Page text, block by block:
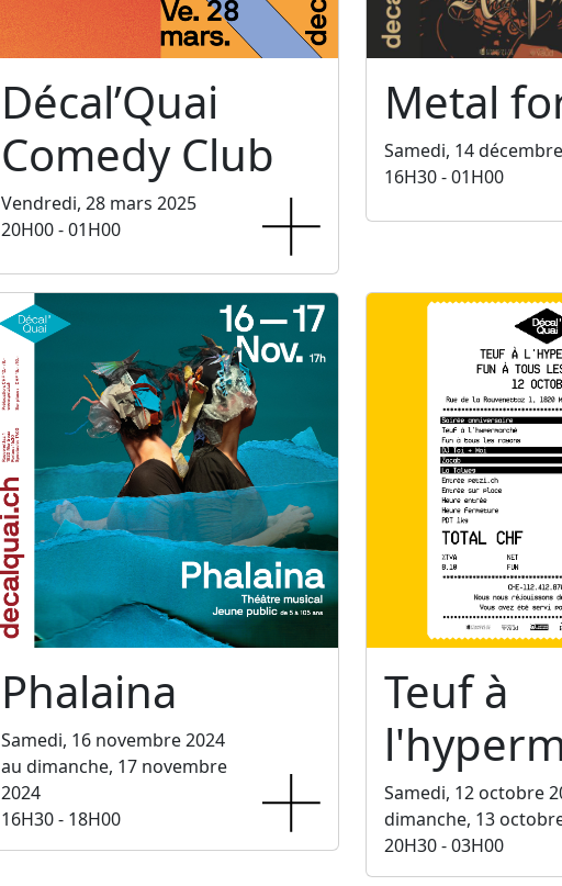
Décal’Quai
Comedy Club
Vendredi, 28 mars 2025
20H00 - 01H00
Metal
Samedi, 14
16H30 - 01H00
Phalaina
Samedi, 16 novembre 2024
au dimanche, 17 novembre
2024
16H30 - 18H00
Teuf à
Samedi, 12 octobre
dimanche, 13
20H30 - 03H00